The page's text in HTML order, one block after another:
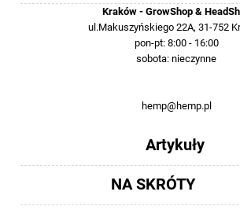
Kraków - GrowShop &
ul.Makuszyńskiego 22A, 31-752
pon-pt: 8:00 - 16:00
sobota: nieczynne
hemp@hemp.pl
Artykuły
NA SKRÓTY